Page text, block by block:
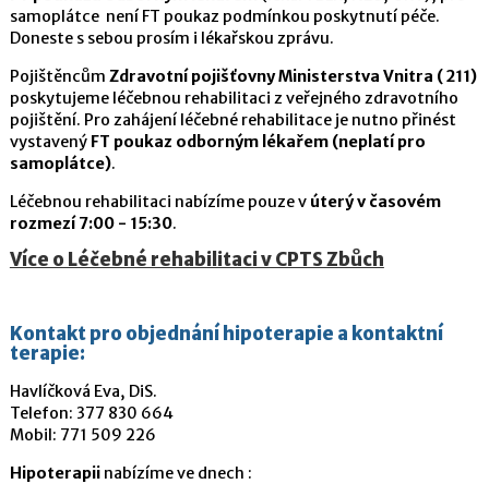
samoplátce není FT poukaz podmínkou poskytnutí péče.
Doneste s sebou prosím i lékařskou zprávu.
Pojištěncům Zdravotní pojišťovny Ministerstva Vnitra ( 211)
poskytujeme léčebnou rehabilitaci z veřejného zdravotního
pojištění. Pro zahájení léčebné rehabilitace je nutno přinést
vystavený FT poukaz odborným lékařem (neplatí pro
samoplátce).
Léčebnou rehabilitaci nabízíme pouze v úterý v časovém
rozmezí 7:00 - 15:30.
Více o Léčebné rehabilitaci v CPTS Zbůch
Kontakt pro objednání hipoterapie a kontaktní
terapie:
Havlíčková Eva, DiS.
Telefon: 377 830 664
Mobil: 771 509 226
Hipoterapiinabízíme ve dnech :